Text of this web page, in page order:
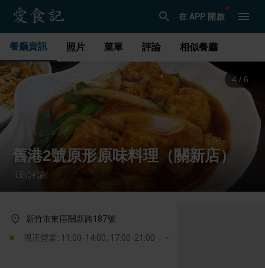
在 APP 開啟
餐廳資訊 照片 菜單 評論 相似餐廳
4 / 6
舊港2號原形原味料理（關新店）
1 則評論
新竹市東區關新路187號
現正營業: 11:00-14:00, 17:00-21:00